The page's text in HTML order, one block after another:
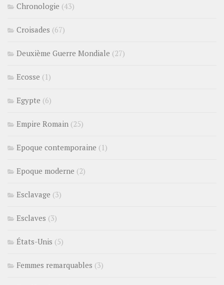
Chronologie (43)
Croisades (67)
Deuxième Guerre Mondiale (27)
Ecosse (1)
Egypte (6)
Empire Romain (25)
Epoque contemporaine (1)
Epoque moderne (2)
Esclavage (3)
Esclaves (3)
États-Unis (5)
Femmes remarquables (3)